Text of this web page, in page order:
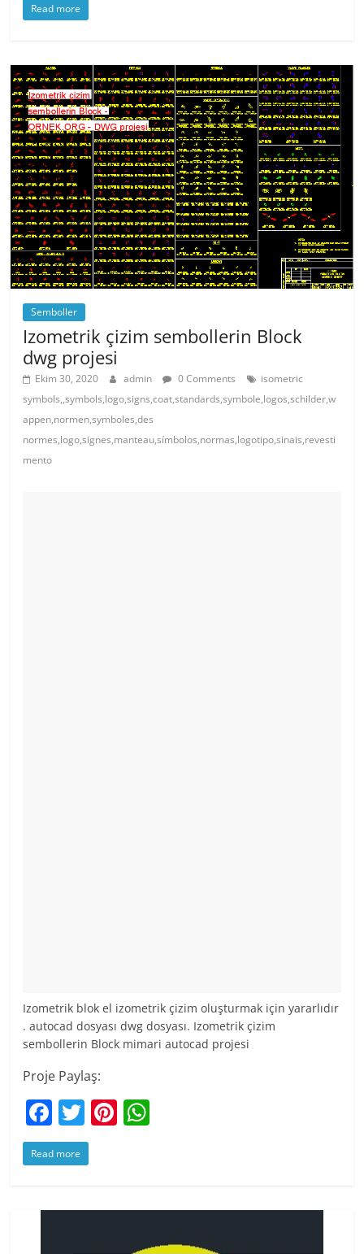
c
b
o
o
k
itt
st A
p
p
Read more
Semboller
Izometrik çizim sembollerin Block
dwg projesi
Ekim 30, 2020 admin 0 Comments
isometric
symbols,,symbols,logo,signs,coat,standards,symbole,logos,schilder,w
appen,normen,symboles,des
normes,logo,signes,manteau,símbolos,normas,logotipo,sinais,revesti
mento
Izometrik blok el izometrik çizim oluşturmak için yararlıdır
. autocad dosyası dwg dosyası. Izometrik çizim
sembollerin Block mimari autocad projesi
Proje Paylaş:
F
a
c
b
T
w
itt
Pi
st A
p
Read more